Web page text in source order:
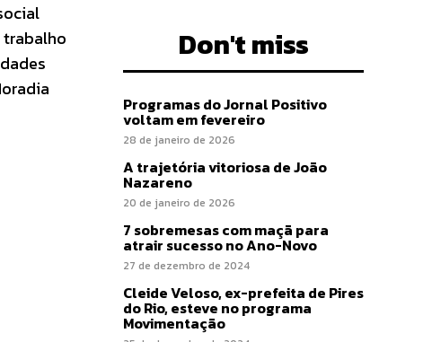
trabalho
Don't miss
Programas do Jornal Positivo
voltam em fevereiro
28 de janeiro de 2026
A trajetória vitoriosa de João
Nazareno
20 de janeiro de 2026
7 sobremesas com maçã para
atrair sucesso no Ano-Novo
27 de dezembro de 2024
Cleide Veloso, ex-prefeita de Pires
do Rio, esteve no programa
Movimentação